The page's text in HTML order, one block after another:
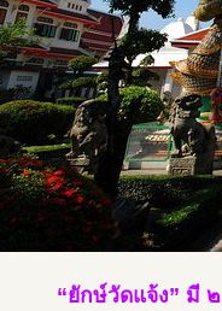
“ยักษ์วัดแจ้ง” มี